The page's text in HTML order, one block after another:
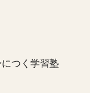
につく学習塾